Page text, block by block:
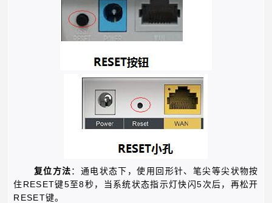
复位方法 ：通电状态下，使用回形针、笔尖等尖状物按
住 RESET键5至8秒，当系统状态指示灯快闪5 次后，再松开
RESET键。